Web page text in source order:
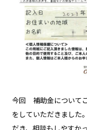
今回 補助金について
をしていただきました。
だき、相談もしやすか